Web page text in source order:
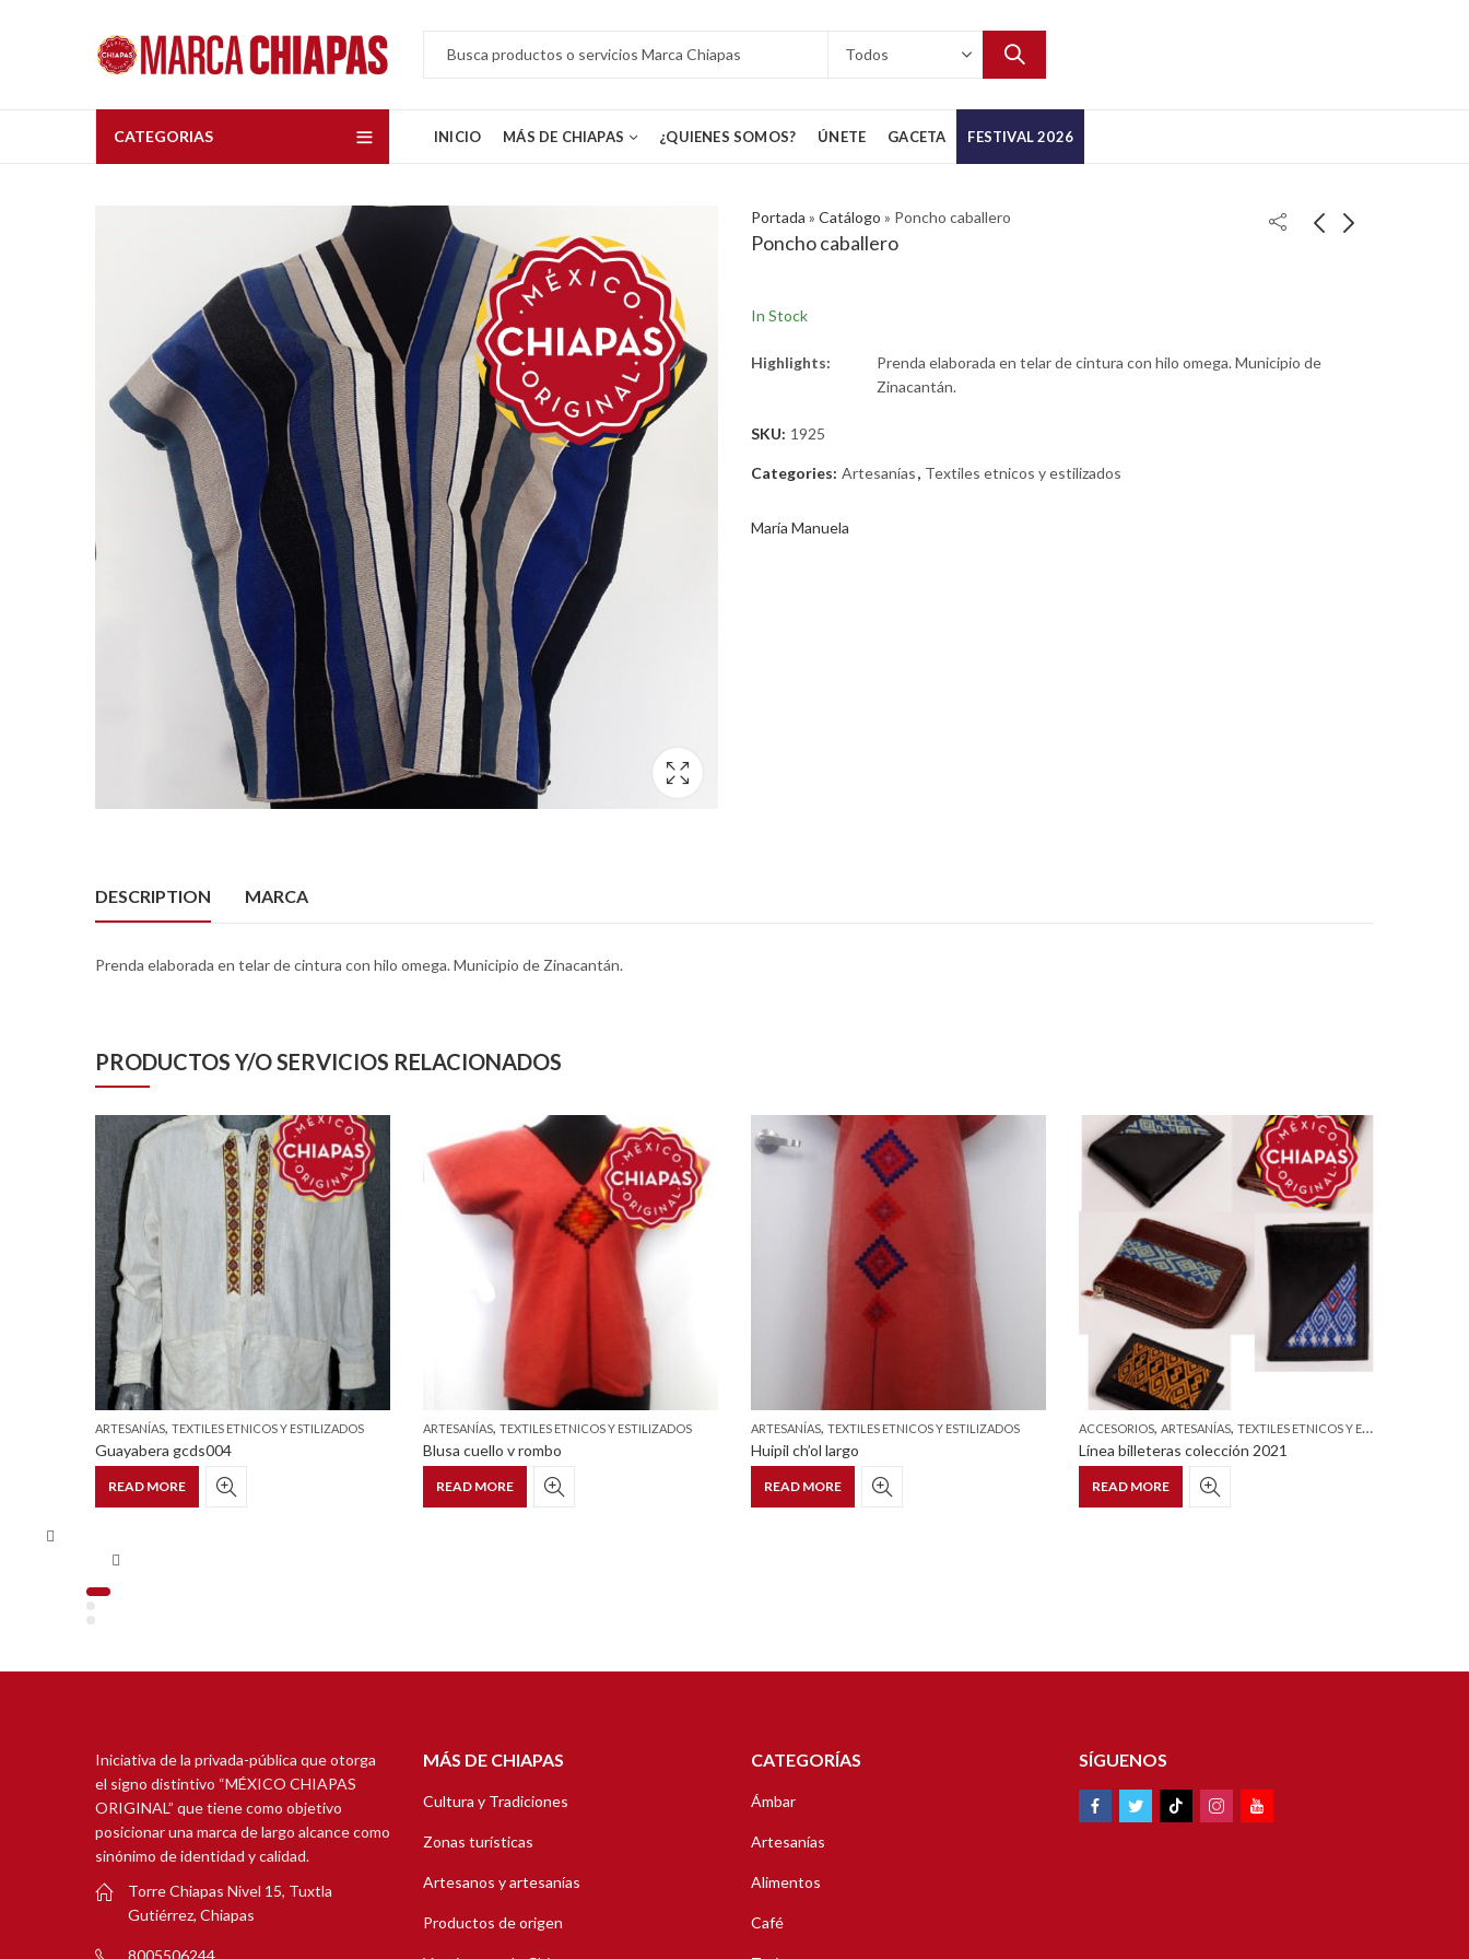
CATEGORIAS INICIO MÁS DE CHIAPAS ¿QUIENES SOMOS? ÚNETE GACETA FESTIVAL 2026
Portada » Catálogo » Poncho caballero
Poncho caballero
In Stock
Highlights:
Prenda elaborada en telar de cintura con hilo omega. Municipio de
Zinacantán.
SKU: 1925
Categories: Artesanías, Textiles etnicos y estilizados
María Manuela
DESCRIPTION MARCA
Prenda elaborada en telar de cintura con hilo omega. Municipio de Zinacantán.
PRODUCTOS Y/O SERVICIOS RELACIONADOS
ARTESANÍAS, TEXTILES ETNICOS Y ESTILIZADOS
Guayabera gcds004
READ MORE
ARTESANÍAS, TEXTILES ETNICOS Y ESTILIZADOS
Blusa cuello v rombo
READ MORE
ARTESANÍAS, TEXTILES ETNICOS Y ESTILIZADOS
Huipil ch’ol largo
READ MORE
ACCESORIOS, ARTESANÍAS, TEXTILES ETNICOS Y ESTILIZADOS
Línea billeteras colección 2021
READ MORE
Iniciativa de la privada-pública que otorga
el signo distintivo “MÉXICO CHIAPAS
ORIGINAL” que tiene como objetivo
posicionar una marca de largo alcance como
sinónimo de identidad y calidad.
Torre Chiapas Nivel 15, Tuxtla
Gutiérrez, Chiapas
8005506244
MÁS DE CHIAPAS
Cultura y Tradiciones
Zonas turísticas
Artesanos y artesanías
Productos de origen
CATEGORÍAS
Ámbar
Artesanías
Alimentos
Café
SÍGUENOS